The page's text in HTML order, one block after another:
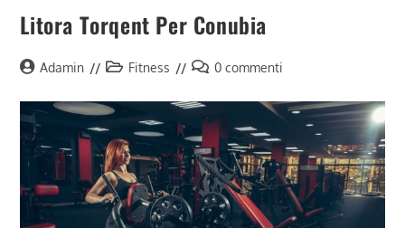
Litora Torqent Per Conubia
AutoreAdamin
Categoria
Fitness
Commenti
0 commenti